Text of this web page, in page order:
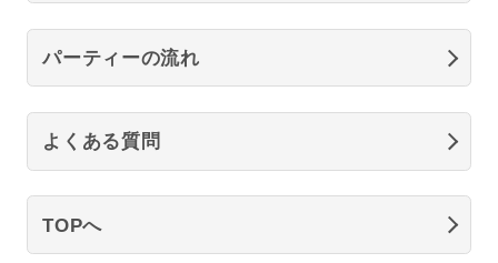
パーティーの流れ
よくある質問
TOPへ